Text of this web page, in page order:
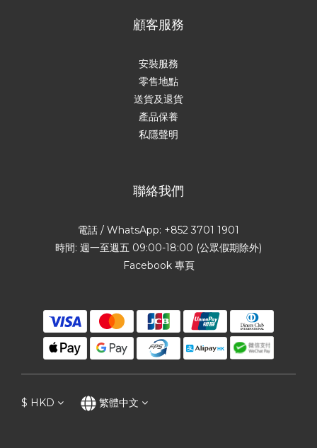
顧客服務
安裝服務
零售地點
送貨及退貨
產品保養
私隱聲明
聯絡我們
電話 / WhatsApp: +852 3701 1901
時間: 週一至週五 09:00-18:00 (公眾假期除外)
Facebook 專頁
$ HKD 繁體中文